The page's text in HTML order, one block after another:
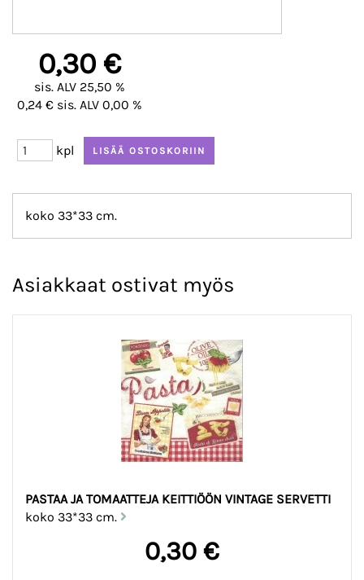
0,30 €
sis. ALV 25,50 %
0,24 € sis. ALV 0,00 %
kpl
koko 33*33 cm.
Asiakkaat ostivat myös
PASTAA JA TOMAATTEJA KEITTIÖÖN VINTAGE SERVETTI
koko 33*33 cm.
0,30 €